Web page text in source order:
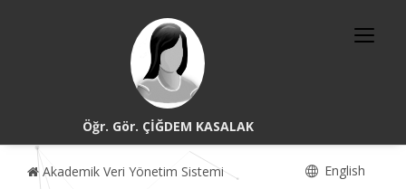
Öğr. Gör. ÇİĞDEM KASALAK
Akademik Veri Yönetim Sistemi English